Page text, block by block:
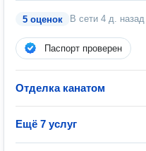
5 оценок В сети 4 д. назад
Паспорт проверен
Отделка канатом
Ещё 7 услуг